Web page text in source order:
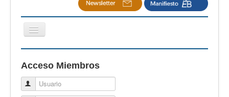
Cambiar
navegación
CertAcleB
Profesores Visitantes
Acceso Miembros
Usuario